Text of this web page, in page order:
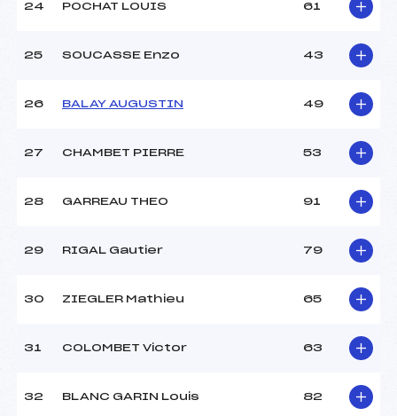
24 POCHAT LOUIS 61
25 SOUCASSE Enzo 43
26 BALAY AUGUSTIN 49
27 CHAMBET PIERRE 53
28 GARREAU THEO 91
29 RIGAL Gautier 79
30 ZIEGLER Mathieu 65
31 COLOMBET Victor 63
32 BLANC GARIN Louis 82